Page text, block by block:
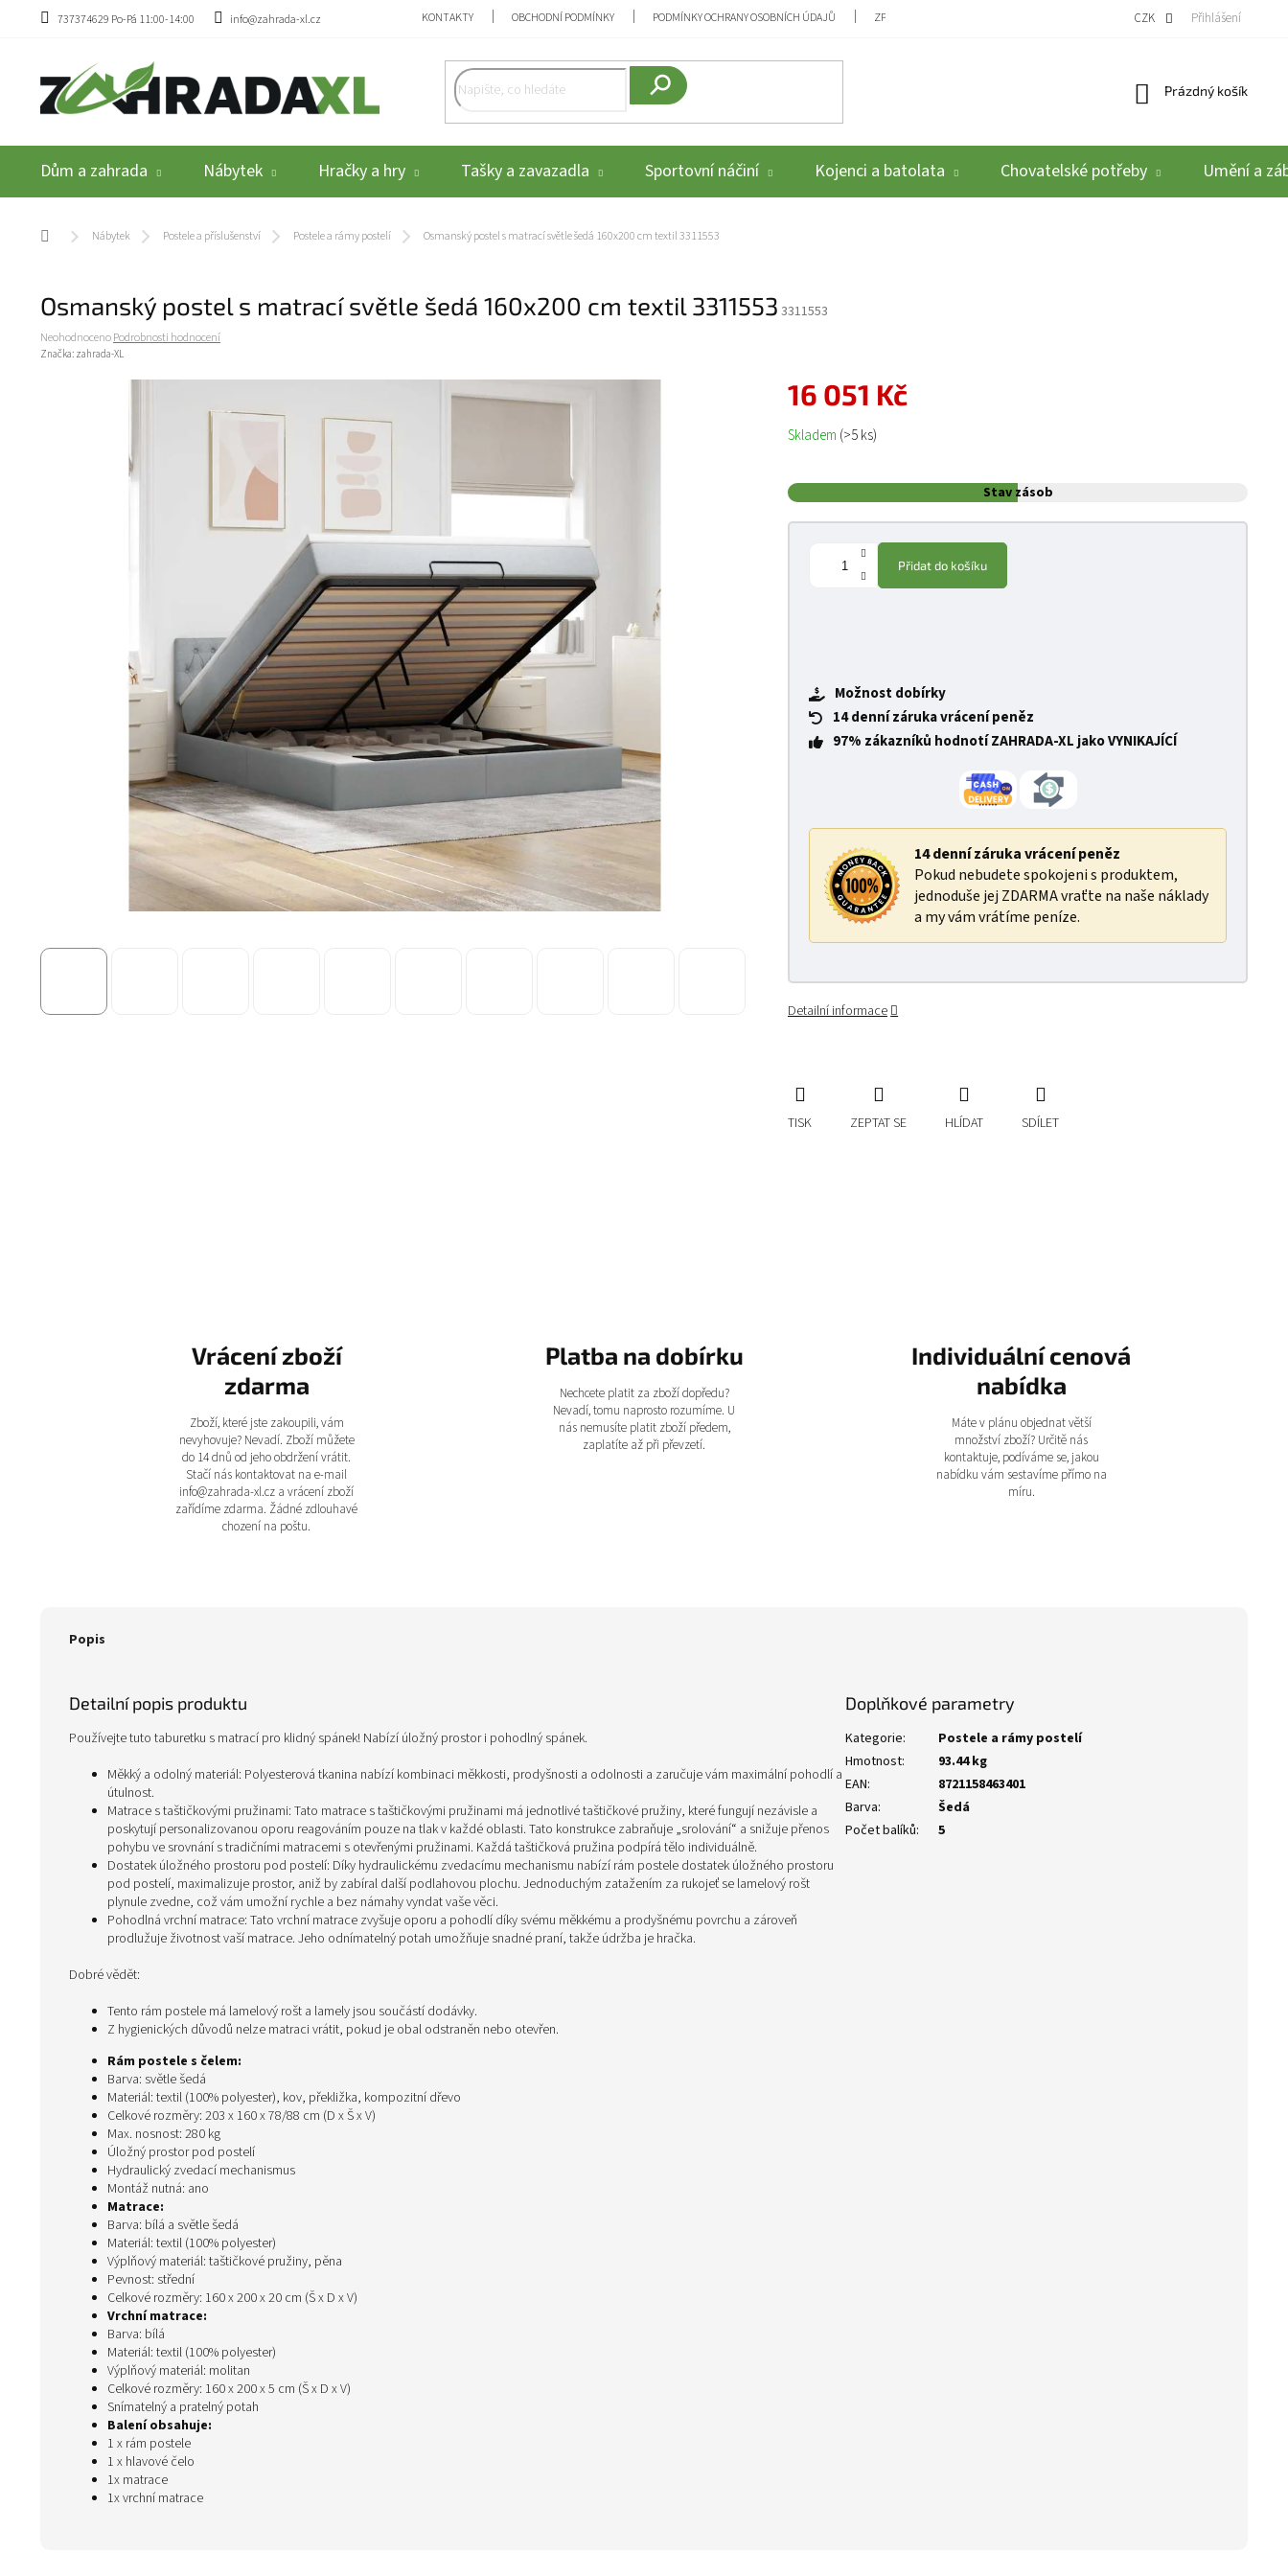
Přejít na obsah
737374629 Po-Pá 11:00-14:00 info@zahrada-xl.cz KONTAKTY OBCHODNÍ PODMÍNKY PODMÍNKY OCHRANY OSOBNÍCH ÚDAJŮ ZPĚTNÝ ODBĚR VYSLOUŽILÝCH ELEKTROZAŘÍZENÍ / BATERIÍ REKLAMACE A
CZK Přihlášení
Nákupní košík
Prázdný košík
Dům a zahrada Nábytek Hračky a hry Tašky a zavazadla Sportovní náčiní Kojenci a batolata Chovatelské potřeby Umění a
Domů Nábytek Postele a příslušenství Postele a rámy postelí Osmanský postel s matrací světle šedá 160x200 cm textil 3311553
Osmanský postel s matrací světle šedá 160x200 cm textil 3311553 3311553
Průměrné hodnocení produktu je 0,0 z 5 hvězdiček.
NeohodnocenoPodrobnosti hodnocení
Značka: zahrada-XL
16 051 Kč
Měrná cena:
Skladem (>5 ks)
Stav zásob
Přidat do košíku
Možnost dobírky
14 denní záruka vrácení peněz
97% zákazníků hodnotí ZAHRADA-XL jako VYNIKAJÍCÍ
14 denní záruka vrácení peněz
Pokud nebudete spokojeni s produktem,
jednoduše jej ZDARMA vraťte na naše náklady
a my vám vrátíme peníze.
Detailní informace
TISK ZEPTAT SE HLÍDAT SDÍLET
Vrácení zboží
zdarma
Zboží, které jste zakoupili, vám
nevyhovuje? Nevadí. Zboží můžete
do 14 dnů od jeho obdržení vrátit.
Stačí nás kontaktovat na e-mail
info@zahrada-xl.cz a vrácení zboží
zařídíme zdarma. Žádné zdlouhavé
chození na poštu.
Platba na dobírku
Nechcete platit za zboží dopředu?
Nevadí, tomu naprosto rozumíme. U
nás nemusíte platit zboží předem,
zaplatíte až při převzetí.
Individuální cenová
nabídka
Máte v plánu objednat větší
množství zboží? Určitě nás
kontaktuje, podíváme se, jakou
nabídku vám sestavíme přímo na
míru.
Popis
Detailní popis produktu
Používejte tuto taburetku s matrací pro klidný spánek! Nabízí úložný prostor i pohodlný spánek.
Měkký a odolný materiál: Polyesterová tkanina nabízí kombinaci měkkosti, prodyšnosti a odolnosti a zaručuje vám maximální pohodlí a
útulnost.
Matrace s taštičkovými pružinami: Tato matrace s taštičkovými pružinami má jednotlivé taštičkové pružiny, které fungují nezávisle a
poskytují personalizovanou oporu reagováním pouze na tlak v každé oblasti. Tato konstrukce zabraňuje „srolování“ a snižuje přenos
pohybu ve srovnání s tradičními matracemi s otevřenými pružinami. Každá taštičková pružina podpírá tělo individuálně.
Dostatek úložného prostoru pod postelí: Díky hydraulickému zvedacímu mechanismu nabízí rám postele dostatek úložného prostoru
pod postelí, maximalizuje prostor, aniž by zabíral další podlahovou plochu. Jednoduchým zatažením za rukojeť se lamelový rošt
plynule zvedne, což vám umožní rychle a bez námahy vyndat vaše věci.
Pohodlná vrchní matrace: Tato vrchní matrace zvyšuje oporu a pohodlí díky svému měkkému a prodyšnému povrchu a zároveň
prodlužuje životnost vaší matrace. Jeho odnímatelný potah umožňuje snadné praní, takže údržba je hračka.
Dobré vědět:
Tento rám postele má lamelový rošt a lamely jsou součástí dodávky.
Z hygienických důvodů nelze matraci vrátit, pokud je obal odstraněn nebo otevřen.
Rám postele s čelem:
Barva: světle šedá
Materiál: textil (100% polyester), kov, překližka, kompozitní dřevo
Celkové rozměry: 203 x 160 x 78/88 cm (D x Š x V)
Max. nosnost: 280 kg
Úložný prostor pod postelí
Hydraulický zvedací mechanismus
Montáž nutná: ano
Matrace:
Barva: bílá a světle šedá
Materiál: textil (100% polyester)
Výplňový materiál: taštičkové pružiny, pěna
Pevnost: střední
Celkové rozměry: 160 x 200 x 20 cm (Š x D x V)
Vrchní matrace:
Barva: bílá
Materiál: textil (100% polyester)
Výplňový materiál: molitan
Celkové rozměry: 160 x 200 x 5 cm (Š x D x V)
Snímatelný a pratelný potah
Balení obsahuje:
1 x rám postele
1 x hlavové čelo
1x matrace
1x vrchní matrace
Doplňkové parametry
Kategorie:
Postele a rámy postelí
Hmotnost:
93.44 kg
EAN:
8721158463401
Barva:
Šedá
Počet balíků: 5